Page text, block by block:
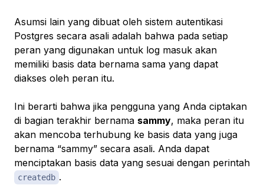
Asumsi lain yang dibuat oleh sistem autentikasi
Postgres secara asali adalah bahwa pada setiap
peran yang digunakan untuk log masuk akan
memiliki basis data bernama sama yang dapat
diakses oleh peran itu.
Ini berarti bahwa jika pengguna yang Anda ciptakan
di bagian terakhir bernama sammy, maka peran itu
akan mencoba terhubung ke basis data yang juga
bernama “sammy” secara asali. Anda dapat
menciptakan basis data yang sesuai dengan perintah
createdb .